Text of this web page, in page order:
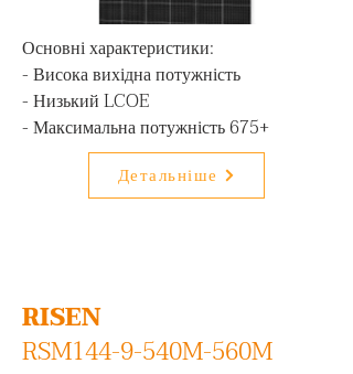
Основні характеристики:
- Висока вихідна потужність
- Низький LCOE
- Максимальна потужність 675+
Детальніше
RISEN
RSM144-9-540M-560M